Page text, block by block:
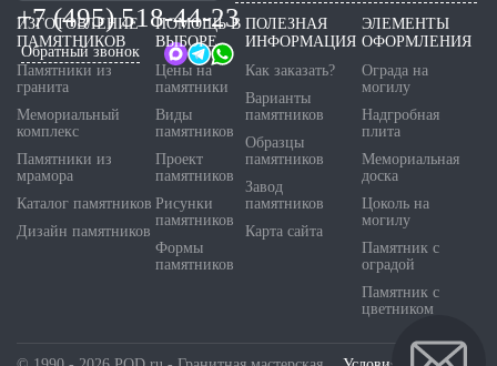
+7 (495) 518-44-23
Обратный звонок
ИЗГОТОВЛЕНИЕ
ПАМЯТНИКОВ
Памятники из
гранита
Мемориальный
комплекс
Памятники из
мрамора
Каталог памятников
Дизайн памятников
ПОМОЩЬ В
ВЫБОРЕ
Цены на
памятники
Виды
памятников
Проект
памятников
Рисунки
памятников
Формы
памятников
ПОЛЕЗНАЯ
ИНФОРМАЦИЯ
Как заказать?
Варианты
памятников
Образцы
памятников
Завод
памятников
Карта сайта
ЭЛЕМЕНТЫ
ОФОРМЛЕНИЯ
Ограда на
могилу
Надгробная
плита
Мемориальная
доска
Цоколь на
могилу
Памятник с
оградой
Памятник с
цветником